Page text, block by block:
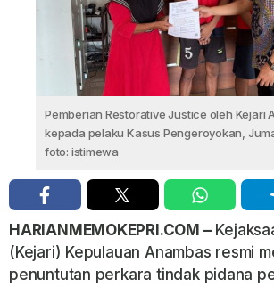
Pemberian Restorative Justice oleh Kejari
kepada pelaku Kasus Pengeroyokan,
foto: istimewa
HARIANMEMOKEPRI.COM –
(Kejari) Kepulauan Anambas resmi
penuntutan perkara tindak pidana